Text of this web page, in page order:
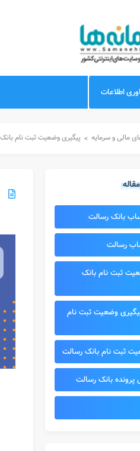
اطلاعات
مالی و سرمایه > پیگیری وضعیت ثبت نام
بانک رسالت
رسالت
ثبت نام بانک
وضعیت ثبت نام
ثبت نام بانک رسالت
پرونده بانک رسالت